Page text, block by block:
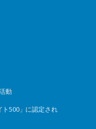
動
ト500」に認定され